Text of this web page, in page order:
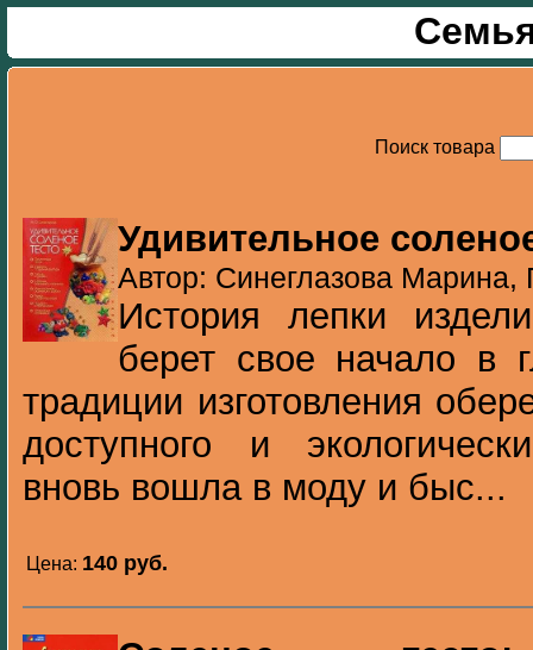
Поиск товара
Удивительное
Автор: Синеглазова Марина,
История лепки
берет свое начало в
традиции изготовления
доступного и
вновь вошла в моду и быс...
Цена: 140 pуб.